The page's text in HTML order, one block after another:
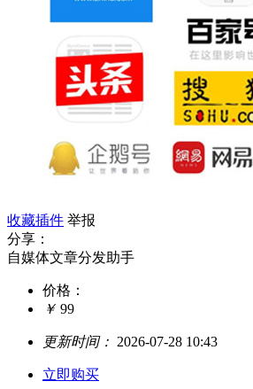
收藏插件 举报
分享：
自媒体文章分发助手
价格：
￥ 99
更新时间： 2026-07-28 10:43
立即购买